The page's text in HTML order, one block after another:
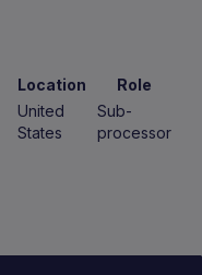
Location
Role
United
States
Sub-
processor